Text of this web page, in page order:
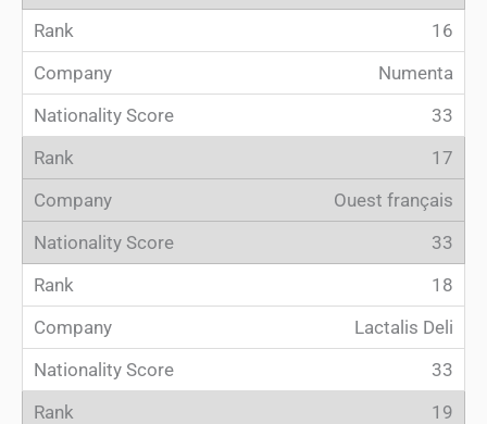
16
Numenta
33
17
Ouest français
33
18
Lactalis Deli
33
19